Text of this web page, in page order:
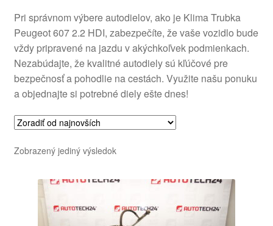
Reklamace
Reklamačný poriadok
Pri správnom výbere autodielov, ako je Klima Trubka
Peugeot 607 2.2 HDI, zabezpečíte, že vaše vozidlo bude
vždy pripravené na jazdu v akýchkoľvek podmienkach.
Nezabúdajte, že kvalitné autodiely sú kľúčové pre
bezpečnosť a pohodlie na cestách. Využite našu ponuku
a objednajte si potrebné diely ešte dnes!
Zobrazený jediný výsledok